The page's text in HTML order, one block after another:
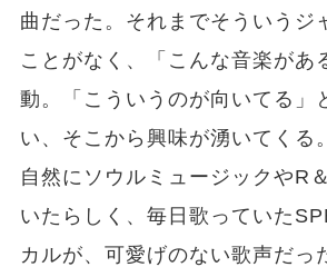
曲だった。それまでそういうジ
ことがなく、「こんな音楽があ
動。「こういうのが向いてる」
い、そこから興味が湧いてくる
自然にソウルミュージックやR
いたらしく、毎日歌っていた
カルが、可愛げのない歌声だっ